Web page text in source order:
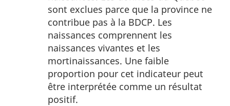
sont exclues parce que la province ne
contribue pas à la BDCP. Les
naissances comprennent les
naissances vivantes et les
mortinaissances. Une faible
proportion pour cet indicateur peut
être interprétée comme un résultat
positif.